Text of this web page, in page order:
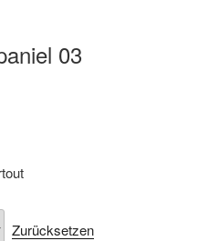
03
Zurücksetzen